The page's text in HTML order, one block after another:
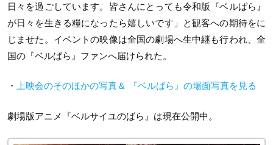
日々を過ごしています。皆さんにとっても令和版『ベルばら』
が日々を生きる糧になったら嬉しいです」と観客への期待をに
じませた。イベントの映像は全国の劇場へ生中継も行われ、全
国の『ベルばら』ファンへ届けられた。
・ 上映会のそのほかの写真＆ 『ベルばら』の場面写真を見る
劇場版アニメ『ベルサイユのばら』は現在公開中。